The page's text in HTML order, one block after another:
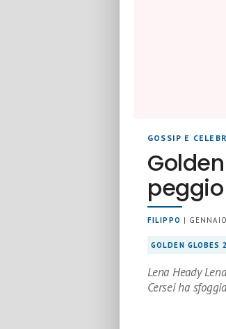
GOSSIP E
FILIPPO |
GOLDEN GLOBES
Lena Heady
Cersei ha